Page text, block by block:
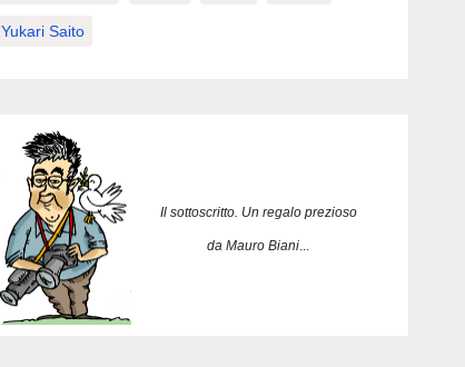
Yukari Saito
Il sottoscritto. Un regalo prezioso
da Mauro Biani